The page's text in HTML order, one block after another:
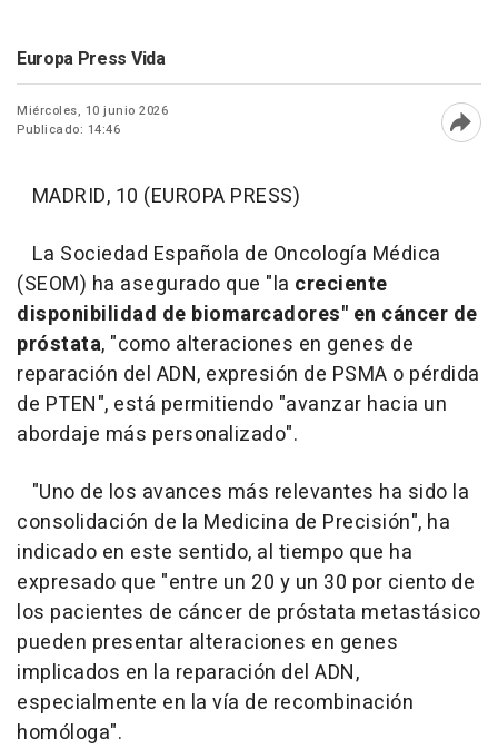
Europa Press Vida
Miércoles, 10 junio 2026
Publicado: 14:46
MADRID, 10 (EUROPA PRESS)
La Sociedad Española de Oncología Médica
(SEOM) ha asegurado que "la creciente
disponibilidad de biomarcadores" en cáncer de
próstata, "como alteraciones en genes de
reparación del ADN, expresión de PSMA o pérdida
de PTEN", está permitiendo "avanzar hacia un
abordaje más personalizado".
"Uno de los avances más relevantes ha sido la
consolidación de la Medicina de Precisión", ha
indicado en este sentido, al tiempo que ha
expresado que "entre un 20 y un 30 por ciento de
los pacientes de cáncer de próstata metastásico
pueden presentar alteraciones en genes
implicados en la reparación del ADN,
especialmente en la vía de recombinación
homóloga".